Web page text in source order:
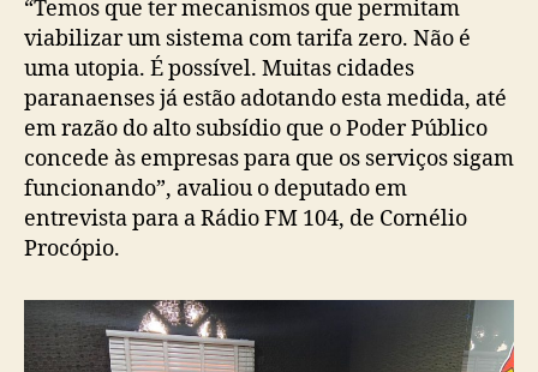
“Temos que ter mecanismos que permitam
viabilizar um sistema com tarifa zero. Não é
uma utopia. É possível. Muitas cidades
paranaenses já estão adotando esta medida, até
em razão do alto subsídio que o Poder Público
concede às empresas para que os serviços sigam
funcionando”, avaliou o deputado em
entrevista para a Rádio FM 104, de Cornélio
Procópio.